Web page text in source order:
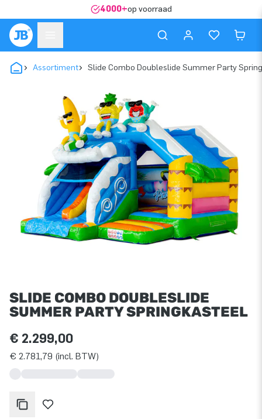
4000+op voorraad
Assortiment Slide Combo Doubleslide Summer Party
SLIDE COMBO DOUBLESLIDE
SUMMER PARTY SPRINGKASTEEL
€ 2.299,00
€ 2.781,79 (incl. BTW)